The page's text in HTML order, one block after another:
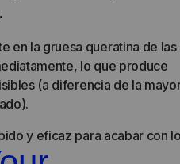
en la gruesa queratina de las
lo que produce
(a diferencia de la
y eficaz para acabar con